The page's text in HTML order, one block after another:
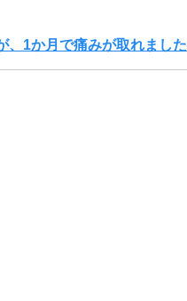
、1か月で痛みが取れました